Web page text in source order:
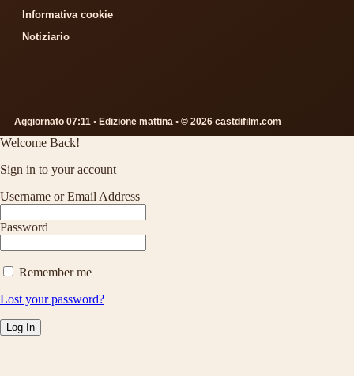
Informativa cookie
Notiziario
Aggiornato 07:11 • Edizione mattina • © 2026 castdifilm.com
Welcome Back!
Sign in to your account
Username or Email Address
Password
Remember me
Lost your password?